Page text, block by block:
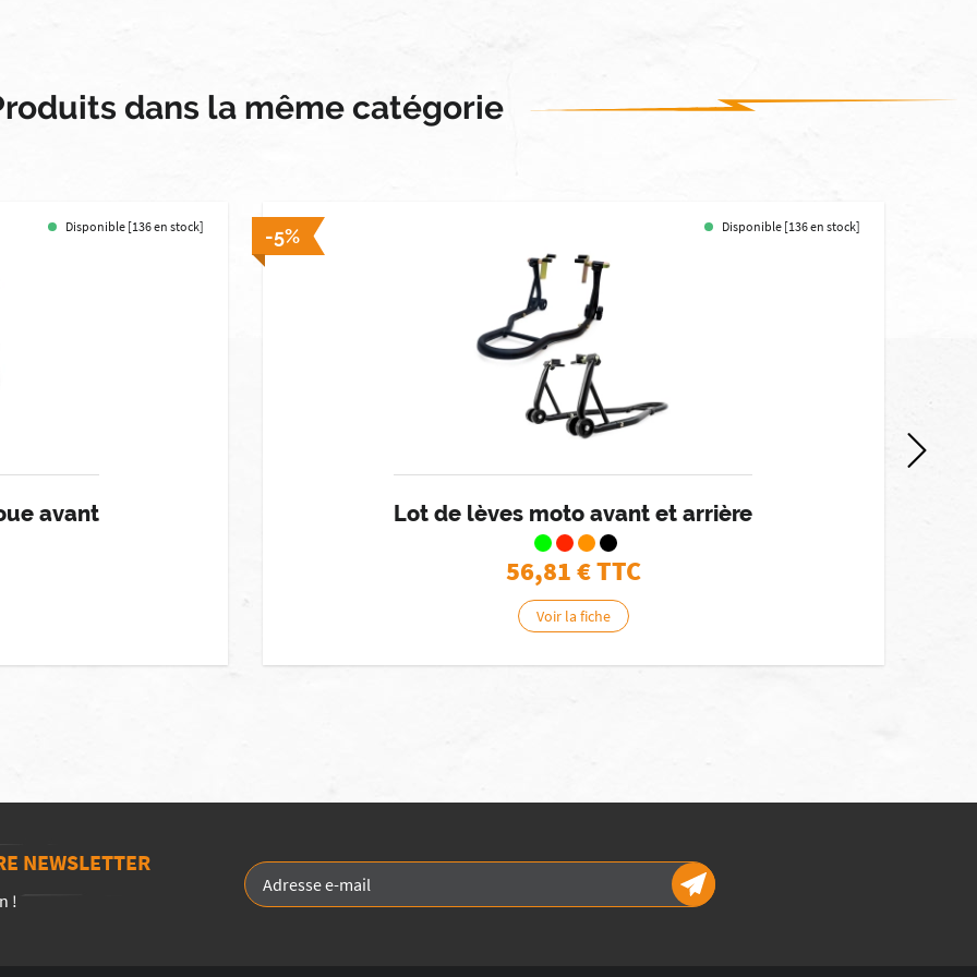
dans la même catégorie
Disponible [136 en stock]
avant
-5% Disponible [136 en stock]
Lot de lèves moto avant et arrière
56,81€ TTC
Voir la fiche
NEWSLETTER
!